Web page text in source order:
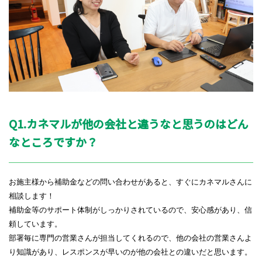
Q1.カネマルが他の会社と違うなと思うのはどん
なところですか？
お施主様から補助金などの問い合わせがあると、すぐにカネマルさんに
相談します！
補助金等のサポート体制がしっかりされているので、安心感があり、信
頼しています。
部署毎に専門の営業さんが担当してくれるので、他の会社の営業さんよ
り知識があり、レスポンスが早いのが他の会社との違いだと思います。